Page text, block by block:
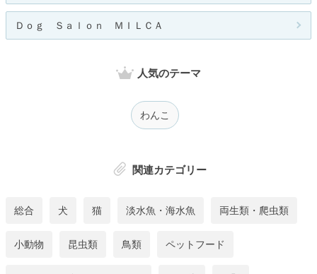
Ｄｏｇ Ｓａｌｏｎ ＭＩＬＣＡ
人気のテーマ
わんこ
関連カテゴリー
総合 犬 猫 淡水魚・海水魚 両生類・爬虫類
小動物 昆虫類 鳥類 ペットフード